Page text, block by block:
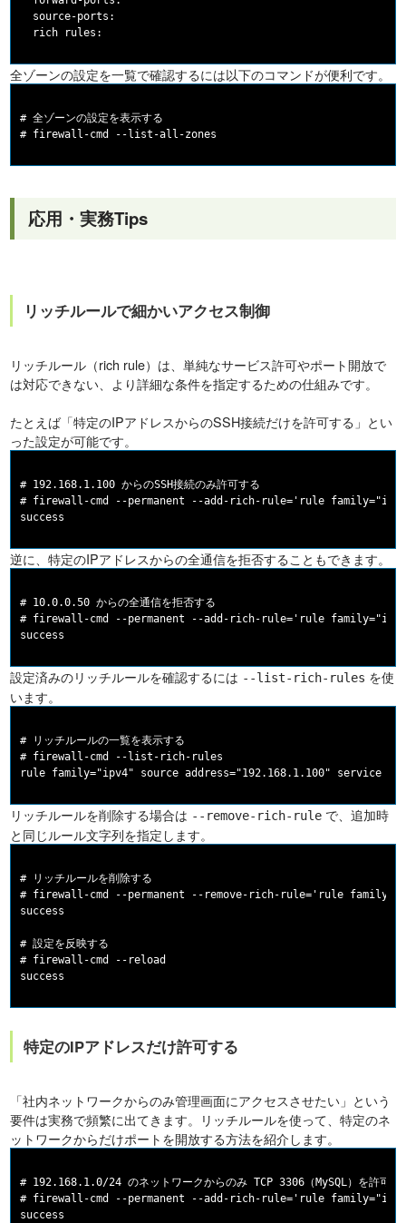
  source-ports:
全ゾーンの設定を一覧で確認するには以下のコマンドが便利です。
# 全ゾーンの設定を表示する
応用・実務Tips
リッチルールで細かいアクセス制御
リッチルール（rich rule）は、単純なサービス許可やポート開放で
は対応できない、より詳細な条件を指定するための仕組みです。
たとえば「特定のIPアドレスからのSSH接続だけを許可する」とい
った設定が可能です。
# 192.168.1.100 からのSSH接続のみ許可する
# firewall-cmd --permanent --add-rich-rule='rule
逆に、特定のIPアドレスからの全通信を拒否することもできます。
# 10.0.0.50 からの全通信を拒否する
# firewall-cmd --permanent --add-rich-rule='rule
設定済みのリッチルールを確認するには --list-rich-rules を使
います。
# リッチルールの一覧を表示する
# firewall-cmd --list-rich-rules
リッチルールを削除する場合は --remove-rich-rule で、追加時
と同じルール文字列を指定します。
# リッチルールを削除する
# firewall-cmd --permanent --remove-rich-rule='rule
success
# 設定を反映する
# firewall-cmd --reload
特定のIPアドレスだけ許可する
「社内ネットワークからのみ管理画面にアクセスさせたい」という
要件は実務で頻繁に出てきます。リッチルールを使って、特定のネ
ットワークからだけポートを開放する方法を紹介します。
# 192.168.1.0/24 のネットワークからのみ TCP 3306（MySQL）を許可す
# firewall-cmd --permanent --add-rich-rule='rule
success